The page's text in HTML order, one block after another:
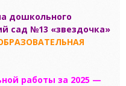
дошкольного
сад №13 «звездочка»
работы за 2025 —